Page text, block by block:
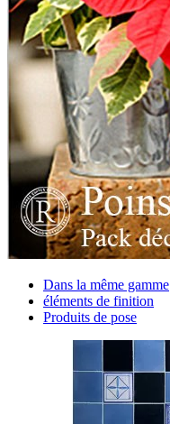
Dans la même gamme
éléments de finition
Produits de pose